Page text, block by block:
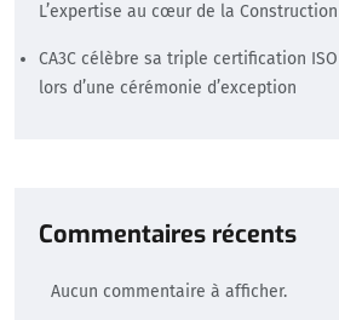
L’expertise au cœur de la Construction
CA3C célèbre sa triple certification ISO
lors d’une cérémonie d’exception
Commentaires récents
Aucun commentaire à afficher.